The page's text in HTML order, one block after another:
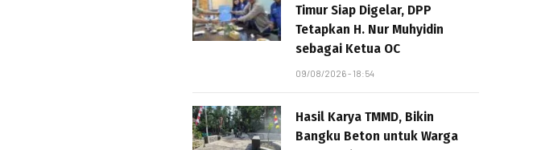
Timur Siap Digelar, DPP
Tetapkan H. Nur Muhyidin
sebagai Ketua OC
09/08/2026 - 18:54
Hasil Karya TMMD, Bikin
Bangku Beton untuk Warga